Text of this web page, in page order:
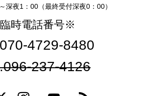
深夜1：00（最終受付深夜0：00）
時電話番号※
4729-8480
237-4126